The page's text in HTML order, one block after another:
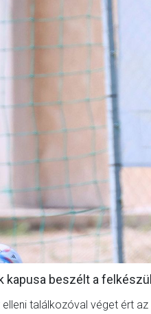
kapusa beszélt a
találkozóval véget ért